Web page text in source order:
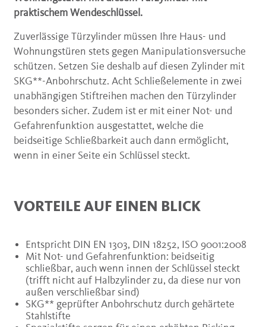
praktischem Wendeschlüssel.
Zuverlässige Türzylinder müssen Ihre Haus- und
Wohnungstüren stets gegen Manipulationsversuche
schützen. Setzen Sie deshalb auf diesen Zylinder mit
SKG**-Anbohrschutz. Acht Schließelemente in zwei
unabhängigen Stiftreihen machen den Türzylinder
besonders sicher. Zudem ist er mit einer Not- und
Gefahrenfunktion ausgestattet, welche die
beidseitige Schließbarkeit auch dann ermöglicht,
wenn in einer Seite ein Schlüssel steckt.
VORTEILE AUF EINEN BLICK
Entspricht DIN EN 1303, DIN 18252, ISO 9001:2008
Mit Not- und Gefahrenfunktion: beidseitig
schließbar, auch wenn innen der Schlüssel steckt
(trifft nicht auf Halbzylinder zu, da diese nur von
außen verschließbar sind)
SKG** geprüfter Anbohrschutz durch gehärtete
Stahlstifte